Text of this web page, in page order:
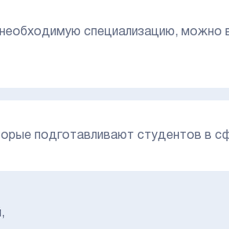
специализацию, можно
подготавливают студентов в